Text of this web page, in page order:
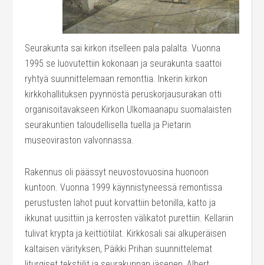
Seurakunta sai kirkon itselleen pala palalta. Vuonna
1995 se luovutettiin kokonaan ja seurakunta saattoi
ryhtyä suunnittelemaan remonttia. Inkerin kirkon
kirkkohallituksen pyynnöstä peruskorjausurakan otti
organisoitavakseen Kirkon Ulkomaanapu suomalaisten
seurakuntien taloudellisella tuella ja Pietarin
museoviraston valvonnassa.
Rakennus oli päässyt neuvostovuosina huonoon
kuntoon. Vuonna 1999 käynnistyneessä remontissa
perustusten lahot puut korvattiin betonilla, katto ja
ikkunat uusittiin ja kerrosten välikatot purettiin. Kellariin
tulivat krypta ja keittiötilat. Kirkkosali sai alkuperäisen
kaltaisen värityksen, Päikki Prihan suunnittelemat